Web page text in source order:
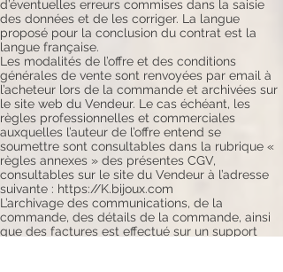
d’éventuelles erreurs commises dans la saisie
des données et de les corriger. La langue
proposé pour la conclusion du contrat est la
langue française.
Les modalités de l’offre et des conditions
générales de vente sont renvoyées par email à
l’acheteur lors de la commande et archivées sur
le site web du Vendeur. Le cas échéant, les
règles professionnelles et commerciales
auxquelles l’auteur de l’offre entend se
soumettre sont consultables dans la rubrique «
règles annexes » des présentes CGV,
consultables sur le site du Vendeur à l’adresse
suivante : https://K.bijoux.com
L’archivage des communications, de la
commande, des détails de la commande, ainsi
que des factures est effectué sur un support